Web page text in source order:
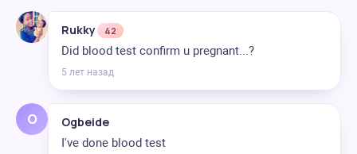
Rukky 42
Did blood test confirm u pregnant...?
5 лет назад
O Ogbeide
I've done blood test